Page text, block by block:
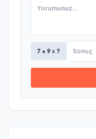
7 + 9 = ?